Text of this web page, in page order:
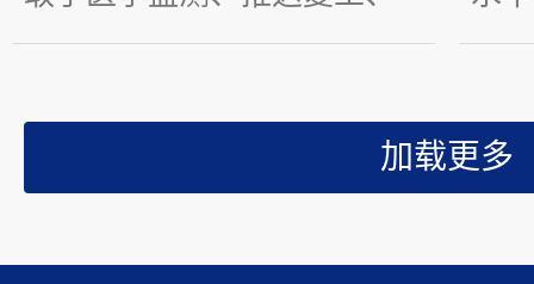
倡导减少集聚、加大交通管
业产生了很大影响，但随着
疫情的好转，各行各业都逐
车
鸟
名